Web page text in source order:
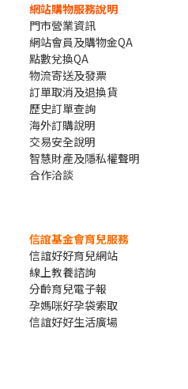
網站購物服務說明
門市營業資訊
網站會員及購物金QA
點數兌換QA
物流寄送及發票
訂單取消及退換貨
歷史訂單查詢
海外訂購說明
交易安全說明
智慧財產及隱私權聲明
合作洽談
信誼基金會育兒服務
信誼好好育兒網站
線上教養諮詢
分齡育兒電子報
孕媽咪好孕袋索取
信誼好好生活廣場